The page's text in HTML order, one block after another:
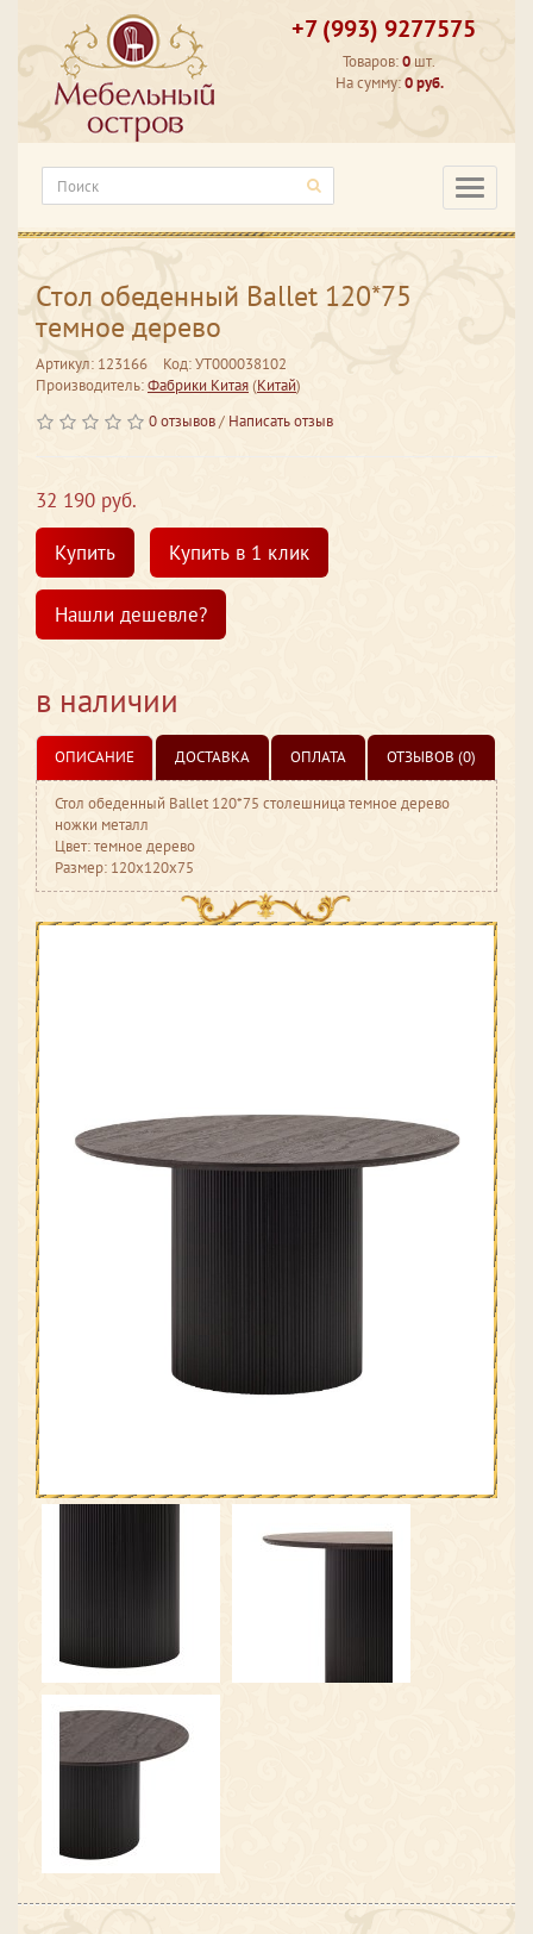
+7 (993) 9277575
Товаров:0 шт.
На сумму:0 руб.
Стол обеденный Ballet 120*75
темное дерево
Артикул: 123166
Код: УТ000038102
Производитель:Фабрики Китая(Китай)
0 отзывов/ Написать отзыв
32 190 руб.
Купить
Купить в 1 клик
Нашли дешевле?
в наличии
ОПИСАНИЕ ДОСТАВКА ОПЛАТА ОТЗЫВОВ (0)
Стол обеденный Ballet 120*75 столешница темное дерево
ножки металл
Цвет: темное дерево
Размер: 120x120x75